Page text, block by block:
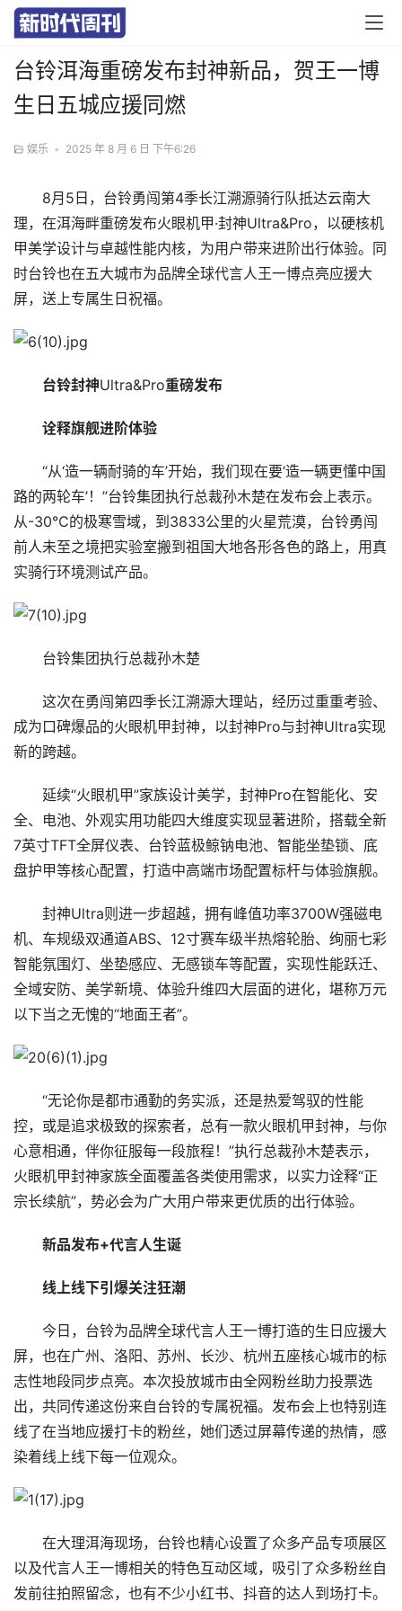
首
公
台铃洱海重磅发布封神新品，贺王一博
生日五城应援同燃
娱乐 • 2025 年 8 月 6 日 下午6:26
8月5日，台铃勇闯第4季长江溯源骑行队抵达云南大
理，在洱海畔重磅发布火眼机甲·封神Ultra&Pro，以硬核机
甲美学设计与卓越性能内核，为用户带来进阶出行体验。同
时台铃也在五大城市为品牌全球代言人王一博点亮应援大
屏，送上专属生日祝福。
台铃封神Ultra&Pro重磅发布
诠释旗舰进阶体验
“从‘造一辆耐骑的车’开始，我们现在要‘造一辆更懂中国
路的两轮车’！”台铃集团执行总裁孙木楚在发布会上表示。
从-30℃的极寒雪域，到3833公里的火星荒漠，台铃勇闯
前人未至之境把实验室搬到祖国大地各形各色的路上，用真
实骑行环境测试产品。
台铃集团执行总裁孙木楚
这次在勇闯第四季长江溯源大理站，经历过重重考验、
成为口碑爆品的火眼机甲封神，以封神Pro与封神Ultra实现
新的跨越。
延续“火眼机甲”家族设计美学，封神Pro在智能化、安
全、电池、外观实用功能四大维度实现显著进阶，搭载全新
7英寸TFT全屏仪表、台铃蓝极鲸钠电池、智能坐垫锁、底
盘护甲等核心配置，打造中高端市场配置标杆与体验旗舰。
封神Ultra则进一步超越，拥有峰值功率3700W强磁电
机、车规级双通道ABS、12寸赛车级半热熔轮胎、绚丽七彩
智能氛围灯、坐垫感应、无感锁车等配置，实现性能跃迁、
全域安防、美学新境、体验升维四大层面的进化，堪称万元
以下当之无愧的“地面王者”。
“无论你是都市通勤的务实派，还是热爱驾驭的性能
控，或是追求极致的探索者，总有一款火眼机甲封神，与你
心意相通，伴你征服每一段旅程！”执行总裁孙木楚表示，
火眼机甲封神家族全面覆盖各类使用需求，以实力诠释“正
宗长续航”，势必会为广大用户带来更优质的出行体验。
新品发布+代言人生诞
线上线下引爆关注狂潮
今日，台铃为品牌全球代言人王一博打造的生日应援大
屏，也在广州、洛阳、苏州、长沙、杭州五座核心城市的标
志性地段同步点亮。本次投放城市由全网粉丝助力投票选
出，共同传递这份来自台铃的专属祝福。发布会上也特别连
线了在当地应援打卡的粉丝，她们透过屏幕传递的热情，感
染着线上线下每一位观众。
在大理洱海现场，台铃也精心设置了众多产品专项展区
以及代言人王一博相关的特色互动区域，吸引了众多粉丝自
发前往拍照留念，也有不少小红书、抖音的达人到场打卡。